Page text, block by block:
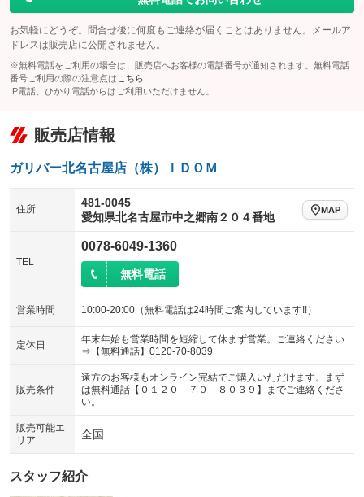
お気軽にどうぞ。問合せ後に何度もご連絡が届くことはありません。メールア
ドレスは販売店に公開されません。
※無料電話をご利用の場合は、販売店へお客様の電話番号が通知されます。無料電話
番号ご利用の際の注意点は こちら
IP電話、ひかり電話からはご利用いただけません。
販売店情報
ガリバー北名古屋店（株）ＩＤＯＭ
住所
481-0045
愛知県北名古屋市中之郷南２０４番地
MAP
TEL
0078-6049-1360
無料電話
営業時間 10:00-20:00（無料電話は24時間ご案内しています!!）
定休日
年末年始も営業時間を短縮して休まず営業。ご連絡ください
⇒【無料通話】0120-70-8039
販売条件
遠方のお客様もオンライン完結でご購入いただけます。まず
は無料通話【０１２０－７０－８０３９】までご連絡くださ
い。
販売可能エ
リア
全国
スタッフ紹介